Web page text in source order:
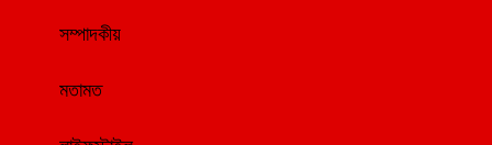
সম্পাদকীয়
মতামত